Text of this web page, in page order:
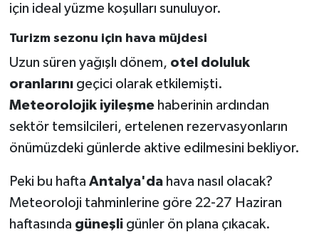
için ideal yüzme koşulları sunuluyor.
Turizm sezonu için hava müjdesi
Uzun süren yağışlı dönem, otel doluluk
oranlarınıgeçici olarak etkilemişti.
Meteorolojik iyileşmehaberinin ardından
sektör temsilcileri, ertelenen rezervasyonların
önümüzdeki günlerde aktive edilmesini bekliyor.
Peki bu hafta Antalya'dahava nasıl olacak?
Meteoroloji tahminlerine göre 22-27 Haziran
haftasında güneşligünler ön plana çıkacak.